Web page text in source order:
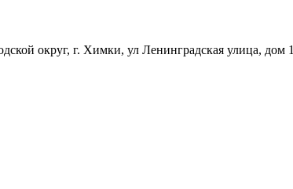
округ, г. Химки, ул Ленинградская улица, дом 1